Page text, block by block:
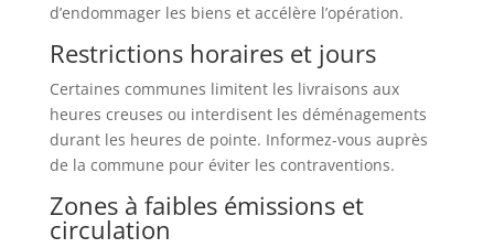
d’endommager les biens et accélère l’opération.
Restrictions horaires et jours
Certaines communes limitent les livraisons aux
heures creuses ou interdisent les déménagements
durant les heures de pointe. Informez-vous auprès
de la commune pour éviter les contraventions.
Zones à faibles émissions et
circulation